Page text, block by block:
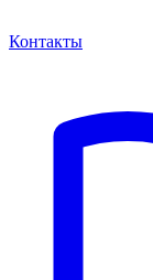
Контакты